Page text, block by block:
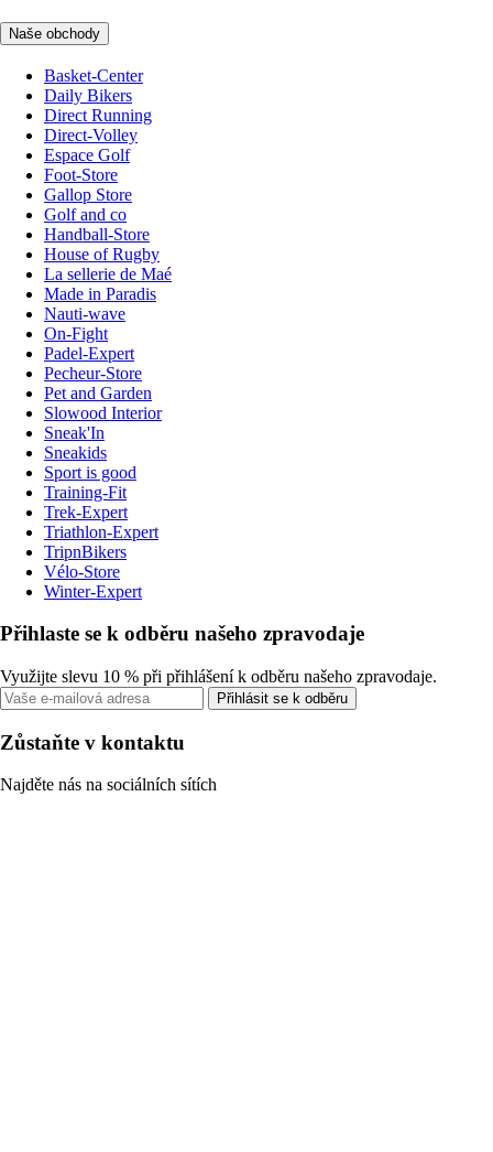
Naše obchody
Basket-Center
Daily Bikers
Direct Running
Direct-Volley
Espace Golf
Foot-Store
Gallop Store
Golf and co
Handball-Store
House of Rugby
La sellerie de Maé
Made in Paradis
Nauti-wave
On-Fight
Padel-Expert
Pecheur-Store
Pet and Garden
Slowood Interior
Sneak'In
Sneakids
Sport is good
Training-Fit
Trek-Expert
Triathlon-Expert
TripnBikers
Vélo-Store
Winter-Expert
Přihlaste se k odběru našeho zpravodaje
Využijte slevu 10 % při přihlášení k odběru našeho zpravodaje.
Přihlásit se k odběru
Zůstaňte v kontaktu
Najděte nás na sociálních sítích